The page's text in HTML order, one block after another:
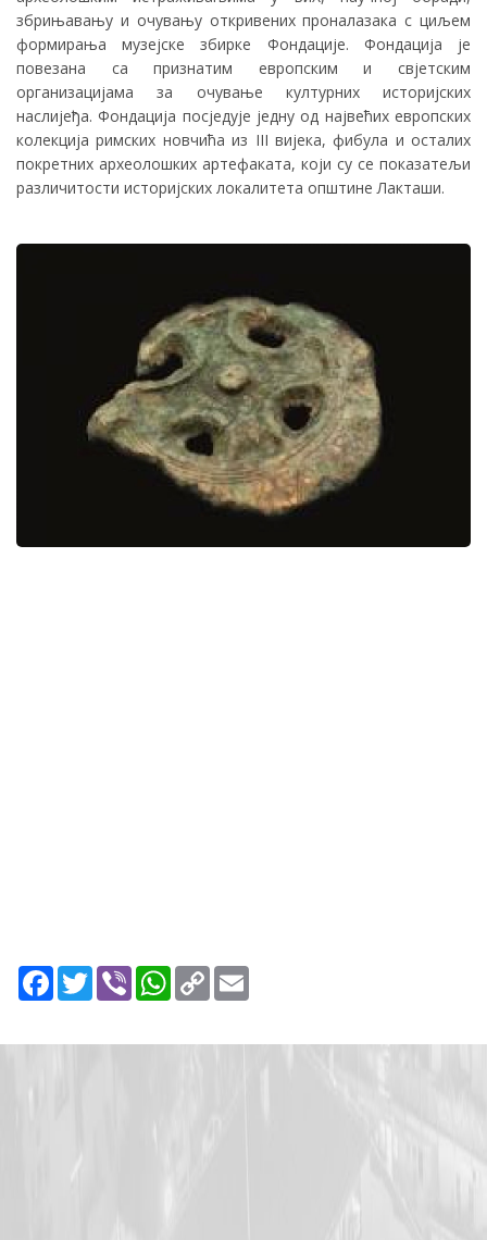
збрињавању и очувању откривених проналазака с циљем
формирања музејске збирке Фондације. Фондација je
повезана са признатим европским и свјетским
организацијама за очување културних историјских
наслијеђа. Фондација посједује једну од највећих европских
колекција римских новчића из III вијека, фибула и осталих
покретних археолошких артефаката, који су се показатељи
различитости историјских локалитета општине Лакташи.
Facebook
TwitterViber WhatsApp
Copy
Link